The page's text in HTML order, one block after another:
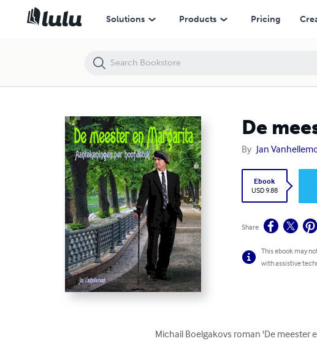
Solutions Products Pricing
De
By Jan
Ebook
USD 9.88
Share
This ebook may
with assistive
Michail Boelgakovs roman 'De meester
De meester en Margarita - Aantekeningen per hoofdstuk